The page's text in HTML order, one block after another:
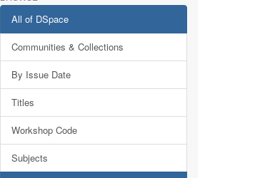
All of DSpace
Communities & Collections
By Issue Date
Titles
Workshop Code
Subjects